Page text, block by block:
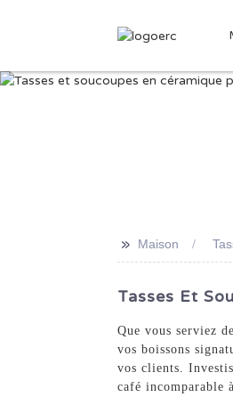
>> Maison
Tasses Et
Que vous serviez
vos boissons
vos clients.
café incomparable